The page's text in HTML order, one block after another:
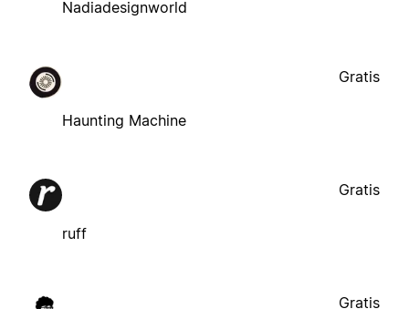
Nadiadesignworld
Haunting Machine
Gratis
ruff
Gratis
Gratis